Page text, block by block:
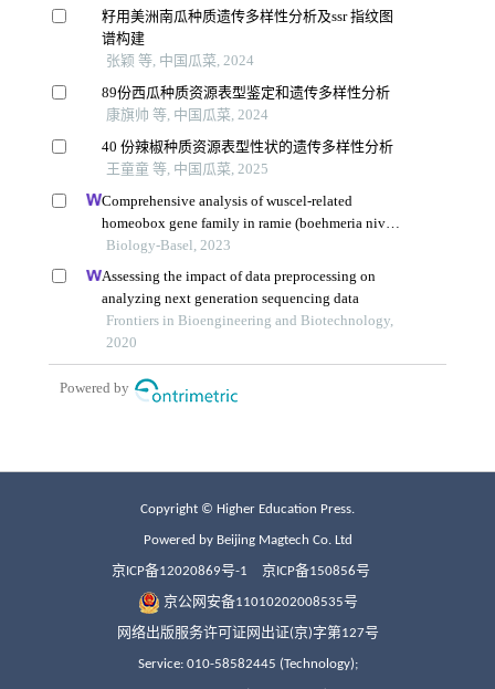
Copyright © Higher Education Press.
Powered by Beijing Magtech Co. Ltd
京ICP备12020869号-1 京ICP备150856号
京公网安备11010202008535号
网络出版服务许可证网出证(京)字第127号
Service: 010-58582445 (Technology);